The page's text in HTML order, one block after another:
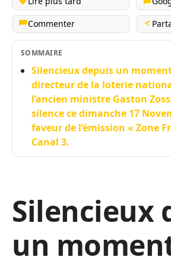
Commenter
SOMMAIRE
Silencieux depuis un
directeur de la loterie
l’ancien ministre Gaston
silence ce dimanche 17
faveur de l’émission « Zone
Canal 3.
Silencieux
un